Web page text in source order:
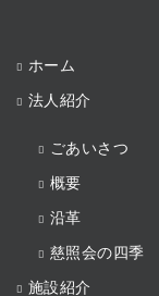
ホーム
法人紹介
ごあいさつ
概要
沿革
慈照会の四季
施設紹介